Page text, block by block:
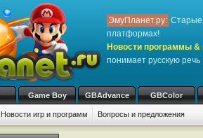
ЭмуПланет.ру: Старые
платформах!
Новости программы &
понимает русскую речь
Game Boy GBAdvance GBColor
Новости игр и программ Вопросы и предложения